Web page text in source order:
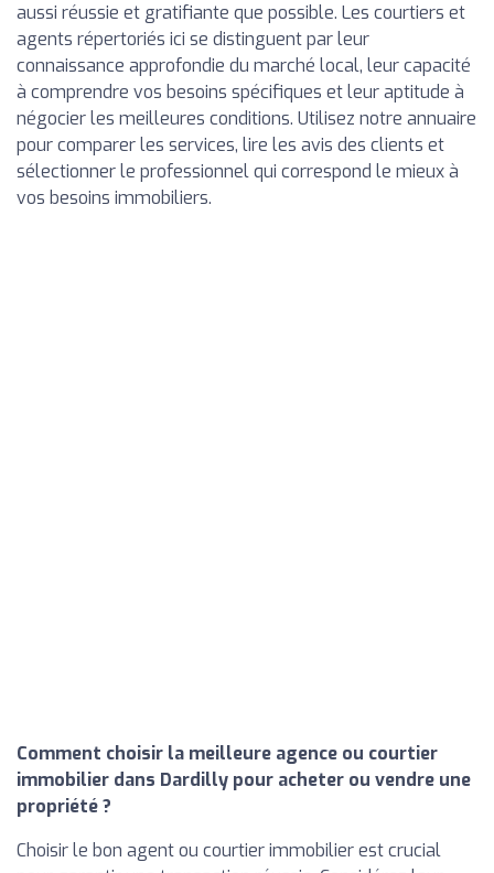
aussi réussie et gratifiante que possible. Les courtiers et
agents répertoriés ici se distinguent par leur
connaissance approfondie du marché local, leur capacité
à comprendre vos besoins spécifiques et leur aptitude à
négocier les meilleures conditions. Utilisez notre annuaire
pour comparer les services, lire les avis des clients et
sélectionner le professionnel qui correspond le mieux à
vos besoins immobiliers.
Comment choisir la meilleure agence ou courtier
immobilier dans Dardilly pour acheter ou vendre une
propriété ?
Choisir le bon agent ou courtier immobilier est crucial